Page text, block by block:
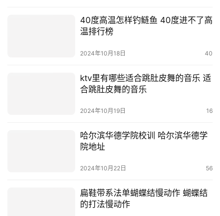
40度高温怎样钓鲢鱼 40度进不了高
温排行榜
2024年10月18日 40
ktv里有哪些适合跳肚皮舞的音乐 适
合跳肚皮舞的音乐
2024年10月19日 16
哈尔滨华德学院校训 哈尔滨华德学
院地址
2024年10月22日 56
扁鞋带系法单蝴蝶结慢动作 蝴蝶结
的打法慢动作